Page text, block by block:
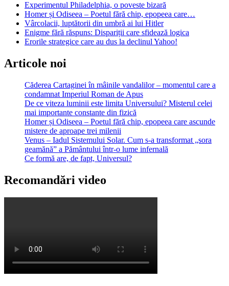
Experimentul Philadelphia, o poveste bizară
Homer și Odiseea – Poetul fără chip, epopeea care…
Vârcolacii, luptătorii din umbră ai lui Hitler
Enigme fără răspuns: Dispariții care sfidează logica
Erorile strategice care au dus la declinul Yahoo!
Articole noi
Căderea Cartaginei în mâinile vandalilor – momentul care a
condamnat Imperiul Roman de Apus
De ce viteza luminii este limita Universului? Misterul celei
mai importante constante din fizică
Homer și Odiseea – Poetul fără chip, epopeea care ascunde
mistere de aproape trei milenii
Venus – Iadul Sistemului Solar. Cum s-a transformat „sora
geamănă” a Pământului într-o lume infernală
Ce formă are, de fapt, Universul?
Recomandări video